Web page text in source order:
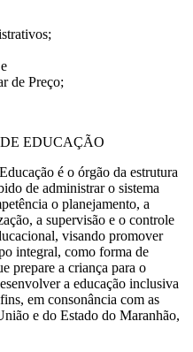
de Preço;
EDUCAÇÃO
é o órgão da estrutura
de administrar o sistema
o planejamento, a
a supervisão e o controle
visando promover
integral, como forma de
prepare a criança para o
a educação inclusiva
em consonância com as
e do Estado do Maranhão,